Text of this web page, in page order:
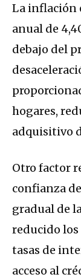
La inflación
anual de
debajo del
hogares,
adquisitivo
Otro factor
confianza
gradual de
reducido los
tasas de
acceso al